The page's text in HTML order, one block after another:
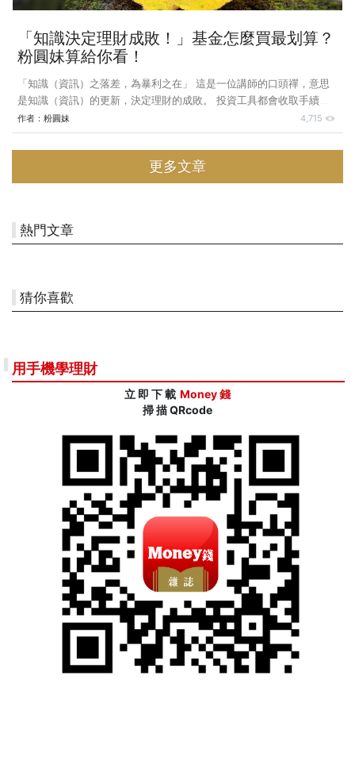
「知識決定理財成敗！」基金怎麼買最划算？
粉圓妹算給你看！
「知識（資訊）之落差，為暴利之在」 這是一位講師的口頭禪，意思
是知識（資訊）的更新，決定理財的成敗。 投資工具都會收取手續
費，也就是投資成本，成本的多寡，當然影響盈虧，如果投資只是會傻
傻的扣款，什麼都不知道，其實就輸在起跑點了。 很多人會問我「要
在哪裡買基金」，我會看對方的個性，如果對方是連一個銀行帳戶內，
有多少錢都搞不清楚的人，我就會告訴對方「在你最常來往的銀行申
購」，如果對方像我這麼精明，每天記帳，把每個帳戶有幾毛錢都搞得
基金，投資
作者： 粉圓妹 4,715
更多文章
熱門文章
猜你喜歡
用手機學理財
立 即 下 載 Money 錢
掃 描 QRcode